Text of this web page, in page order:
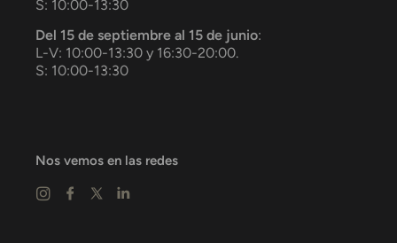
S: 10:00-13:30
Del 15 de septiembre al 15 de junio:
L-V: 10:00-13:30 y 16:30-20:00.
S: 10:00-13:30
Nos vemos en las redes